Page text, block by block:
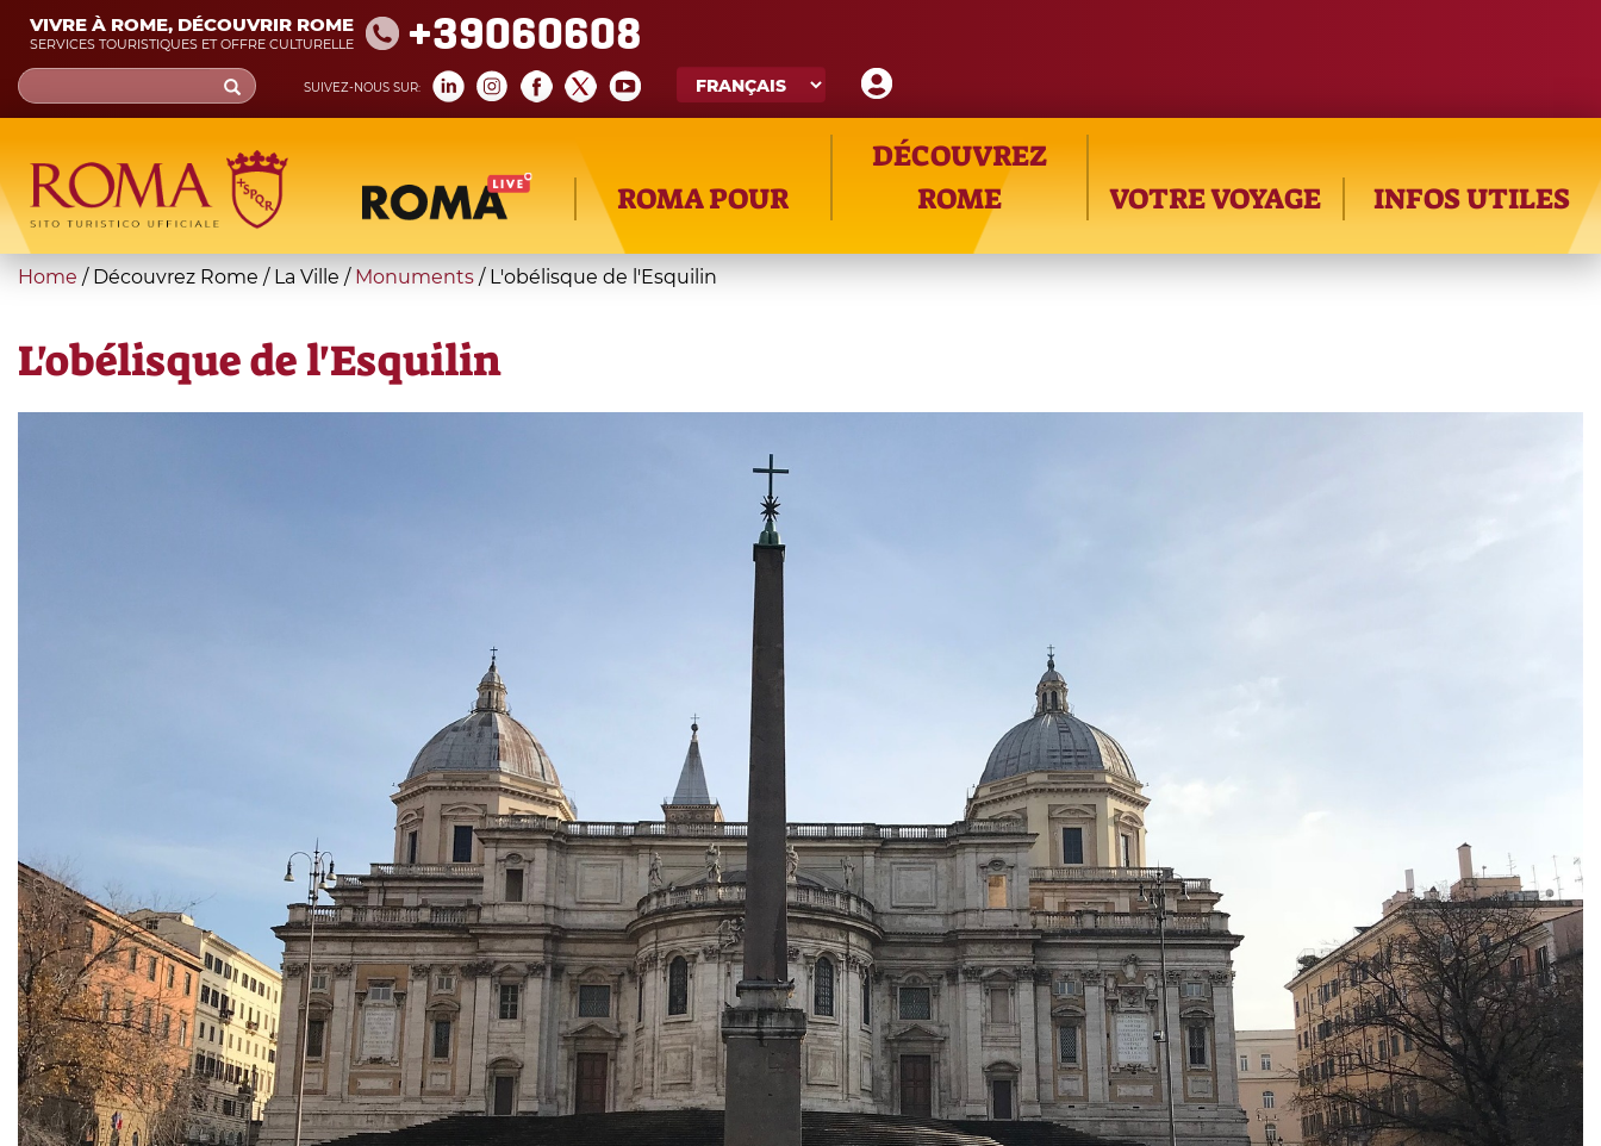
Skip
main
content
VIVRE À ROME, DÉCOUVRIR ROME
SERVICES TOURISTIQUES ET OFFRE CULTURELLE +39060608
SUIVEZ-NOUS SUR:
Search
form
Recherche
ROMA POUR
DÉCOUVREZ
ROME
VOTRE VOYAGE INFOS UTILES
You
here
Home / Découvrez Rome / La Ville / Monuments / L'obélisque de l'Esquilin
L'obélisque de l'Esquilin